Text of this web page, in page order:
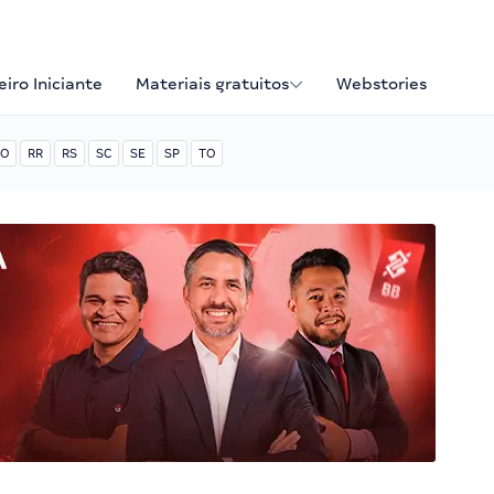
Iniciante Materiais gratuitos Webstories
RR RS SC SE SP TO